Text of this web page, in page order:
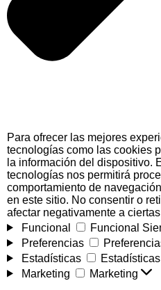
Para ofrecer las mejores
tecnologías como las cookies
la información del dispositivo.
tecnologías nos permitirá
comportamiento de
en este sitio. No consentir o
afectar negativamente a
Funcional
Funcional
Preferencias
Estadísticas
Estadísticas
Marketing
Marketing